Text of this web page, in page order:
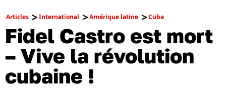
Articles International Amérique latine Cuba
Fidel Castro est mort
– Vive la révolution
cubaine !